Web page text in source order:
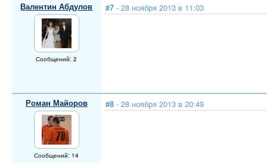
Валентин Абдулов
Сообщений: 2
#7 - 28 ноября 2013 в 11:03
Роман Майоров
Сообщений: 14
#8 - 28 ноября 2013 в 20:49